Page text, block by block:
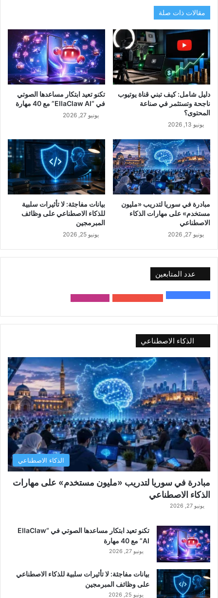
مقالات ذات صلة
دليل شامل: كيف تبني قناة يوتيوب
ناجحة وتستثمر في صناعة
المحتوى؟
يونيو 13, 2026
تكنو تعيد ابتكار مساعدها الصوتي
في “EllaClaw AI” مع 40 مهارة
يونيو 27, 2026
مبادرة في سوريا لتدريب «مليون
مستخدم» على مهارات الذكاء
الاصطناعي
يونيو 27, 2026
بيانات مفاجئة: لا تأثيرات سلبية
للذكاء الاصطناعي على وظائف
المبرمجين
يونيو 25, 2026
عدد المتابعين
الذكاء الاصطناعي
الذكاء الاصطناعي
مبادرة في سوريا لتدريب «مليون مستخدم» على مهارات
الذكاء الاصطناعي
يونيو 27, 2026
تكنو تعيد ابتكار مساعدها الصوتي في “EllaClaw
AI” مع 40 مهارة
يونيو 27, 2026
بيانات مفاجئة: لا تأثيرات سلبية للذكاء الاصطناعي
على وظائف المبرمجين
يونيو 25, 2026